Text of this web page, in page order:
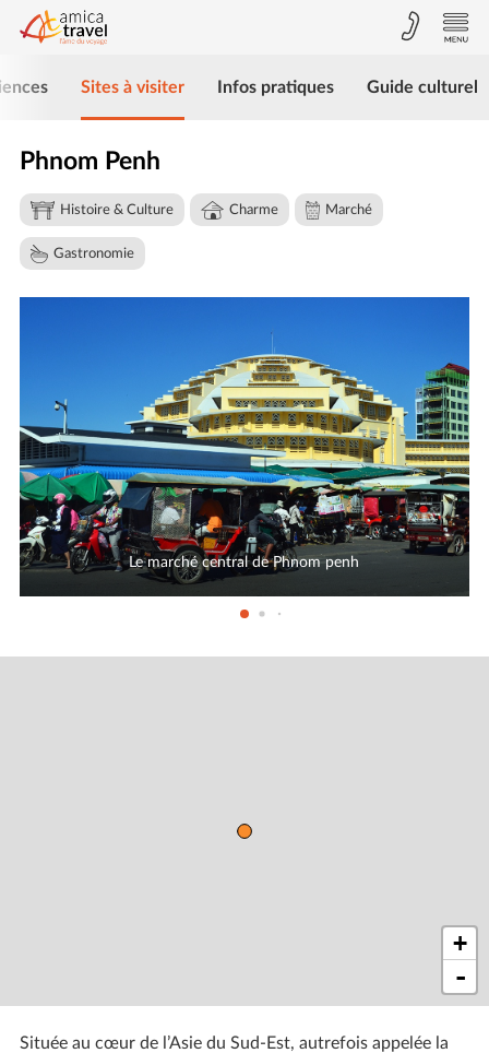
Sites à visiter Infos pratiques Guide culturel
Phnom Penh
Histoire & Culture Charme Marché
Gastronomie
Le marché central de Phnom penh
+
-
Située au cœur de l’Asie du Sud-Est, autrefois appelée la